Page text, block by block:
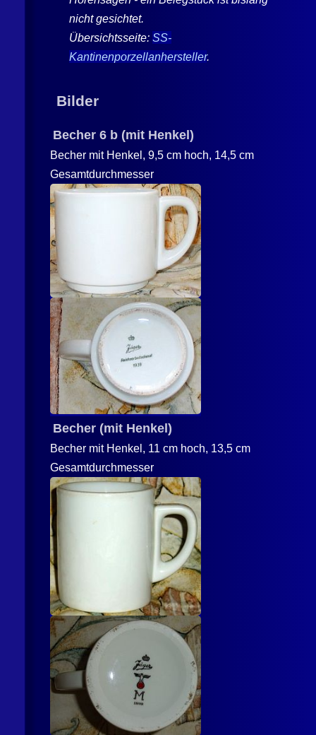
nicht gesichtet.
Übersichtsseite:SS-
Kantinenporzellanhersteller.
Bilder
Becher 6 b (mit Henkel)
Becher mit Henkel, 9,5 cm hoch, 14,5 cm
Gesamtdurchmesser
Becher (mit Henkel)
Becher mit Henkel, 11 cm hoch, 13,5 cm
Gesamtdurchmesser